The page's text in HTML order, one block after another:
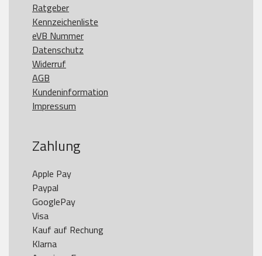
Ratgeber
Kennzeichenliste
eVB Nummer
Datenschutz
Widerruf
AGB
Kundeninformation
Impressum
Zahlung
Apple Pay
Paypal
GooglePay
Visa
Kauf auf Rechung
Klarna